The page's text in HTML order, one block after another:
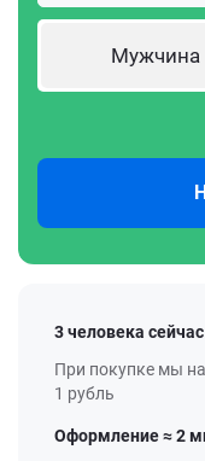
Мужчина
3 человека
При покупке мы
1 рубль
Оформление ≈ 2